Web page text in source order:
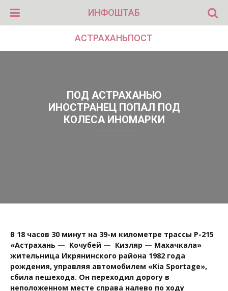
ИНФОШТАБ
АСТРАХАНЬПОСТ
ПОД АСТРАХАНЬЮ
ИНОСТРАНЕЦ ПОПАЛ ПОД
КОЛЕСА ИНОМАРКИ
В 18 часов 30 минут на 39-м километре трассы Р-215
«Астрахань — Кочубей — Кизляр — Махачкала»
жительница Икрянинского района 1982 года
рождения, управляя автомобилем «Kia Sportage»,
сбила пешехода. Он переходил дорогу в
неположенном месте справа налево по ходу